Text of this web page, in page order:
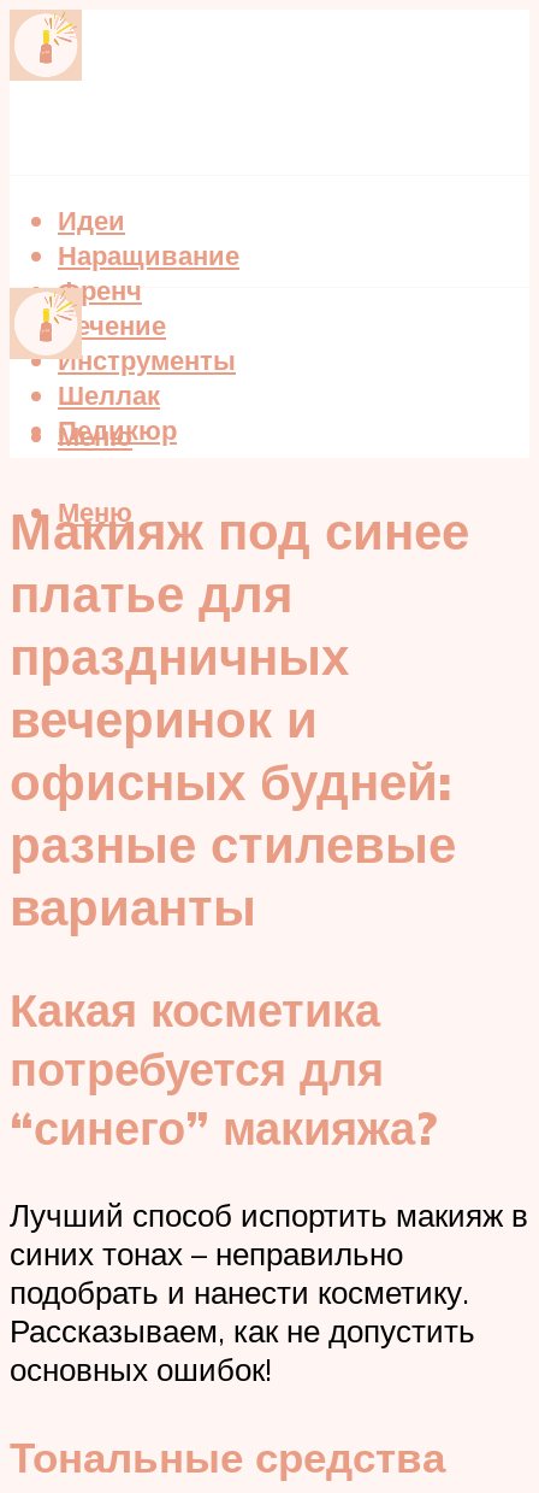
Идеи
Наращивание
Френч
Лечение
Инструменты
Шеллак
Педикюр
Меню
Меню
Макияж под синее
платье для
праздничных
вечеринок и
офисных будней:
разные стилевые
варианты
Какая косметика
потребуется для
“синего” макияжа?
Лучший способ испортить макияж в
синих тонах – неправильно
подобрать и нанести косметику.
Рассказываем, как не допустить
основных ошибок!
Тональные средства